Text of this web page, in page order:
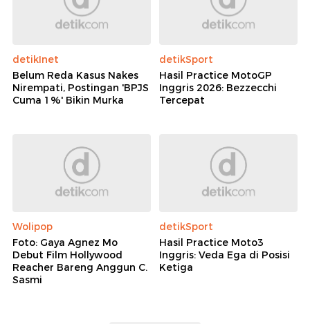
detikInet
Belum Reda Kasus Nakes
Nirempati, Postingan 'BPJS
Cuma 1%' Bikin Murka
detikSport
Hasil Practice MotoGP
Inggris 2026: Bezzecchi
Tercepat
Wolipop
Foto: Gaya Agnez Mo
Debut Film Hollywood
Reacher Bareng Anggun C.
Sasmi
detikSport
Hasil Practice Moto3
Inggris: Veda Ega di Posisi
Ketiga